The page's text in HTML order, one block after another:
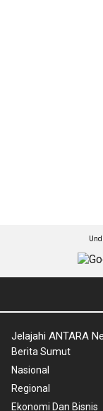
Jelajahi ANTARA
Berita Sumut
Nasional
Regional
Ekonomi Dan Bisnis